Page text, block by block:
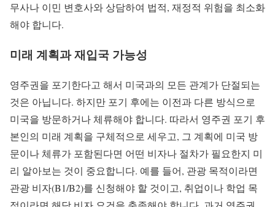
무사나 이민 변호사와 상담하여 법적, 재정적 위험을 최소화
해야 합니다.
미래 계획과 재입국 가능성
영주권을 포기한다고 해서 미국과의 모든 관계가 단절되는
것은 아닙니다. 하지만 포기 후에는 이전과 다른 방식으로
미국을 방문하거나 체류해야 합니다. 따라서 영주권 포기 후
본인의 미래 계획을 구체적으로 세우고, 그 계획에 미국 방
문이나 체류가 포함된다면 어떤 비자나 절차가 필요한지 미
리 알아보는 것이 중요합니다. 예를 들어, 관광 목적이라면
관광 비자(B1/B2)를 신청해야 할 것이고, 취업이나 학업 목